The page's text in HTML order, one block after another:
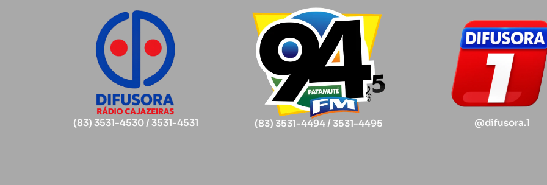
(83) 3531-4530 / 3531-4531 (83) 3531-4494 / 3531-4495 @difusora.1